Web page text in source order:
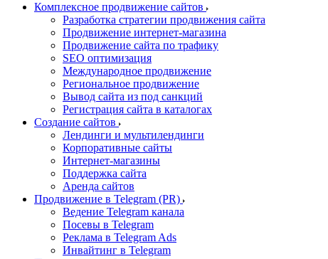
Комплексное продвижение сайтов
Разработка стратегии продвижения сайта
Продвижение интернет-магазина
Продвижение сайта по трафику
SEO оптимизация
Международное продвижение
Региональное продвижение
Вывод сайта из под санкций
Регистрация сайта в каталогах
Создание сайтов
Лендинги и мультилендинги
Корпоративные сайты
Интернет-магазины
Поддержка сайта
Аренда сайтов
Продвижение в Telegram (PR)
Ведение Telegram канала
Посевы в Telegram
Реклама в Telegram Ads
Инвайтинг в Telegram